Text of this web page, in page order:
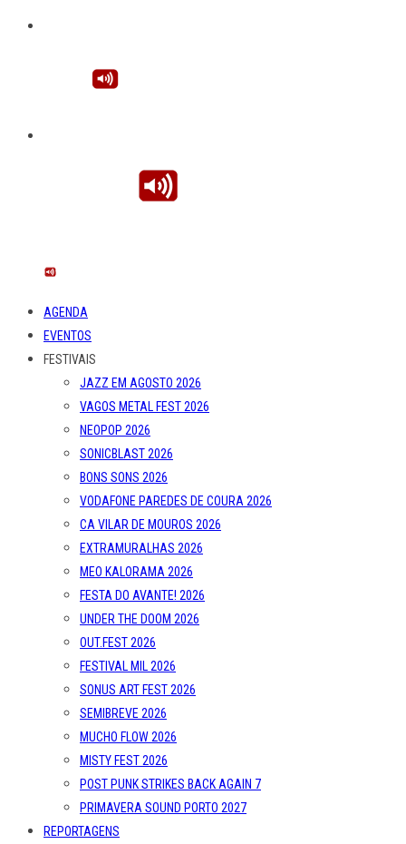
AGENDA
EVENTOS
FESTIVAIS
JAZZ EM AGOSTO 2026
VAGOS METAL FEST 2026
NEOPOP 2026
SONICBLAST 2026
BONS SONS 2026
VODAFONE PAREDES DE COURA 2026
CA VILAR DE MOUROS 2026
EXTRAMURALHAS 2026
MEO KALORAMA 2026
FESTA DO AVANTE! 2026
UNDER THE DOOM 2026
OUT.FEST 2026
FESTIVAL MIL 2026
SONUS ART FEST 2026
SEMIBREVE 2026
MUCHO FLOW 2026
MISTY FEST 2026
POST PUNK STRIKES BACK AGAIN 7
PRIMAVERA SOUND PORTO 2027
REPORTAGENS